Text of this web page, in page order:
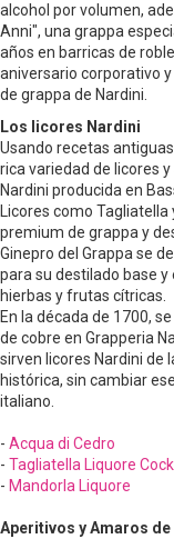
alcohol por volumen,
Anni", una grappa
años en barricas de
aniversario corporativo
de grappa de Nardini.
Los licores Nardini
Usando recetas
rica variedad de licores
Nardini producida en
Licores como
premium de grappa y
Ginepro del Grappa se
para su destilado base
hierbas y frutas cítricas.
En la década de 1700,
de cobre en Grapperia
sirven licores Nardini de
histórica, sin cambiar
italiano.
- Acqua di Cedro
- Tagliatella Liquore
- Mandorla Liquore
Aperitivos y Amaros